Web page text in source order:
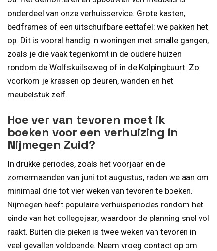
onderdeel van onze verhuisservice. Grote kasten,
bedframes of een uitschuifbare eettafel: we pakken het
op. Dit is vooral handig in woningen met smalle gangen,
zoals je die vaak tegenkomt in de oudere huizen
rondom de Wolfskuilseweg of in de Kolpingbuurt. Zo
voorkom je krassen op deuren, wanden en het
meubelstuk zelf.
Hoe ver van tevoren moet ik
boeken voor een verhuizing in
Nijmegen Zuid?
In drukke periodes, zoals het voorjaar en de
zomermaanden van juni tot augustus, raden we aan om
minimaal drie tot vier weken van tevoren te boeken.
Nijmegen heeft populaire verhuisperiodes rondom het
einde van het collegejaar, waardoor de planning snel vol
raakt. Buiten die pieken is twee weken van tevoren in
veel gevallen voldoende. Neem vroeg contact op om